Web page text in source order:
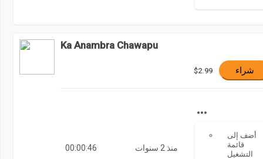
Ka Anambra Chawapu
$2.99 شراء
00:00:46 منذ 2 سنوات
أضف إلى
قائمة
التشغيل